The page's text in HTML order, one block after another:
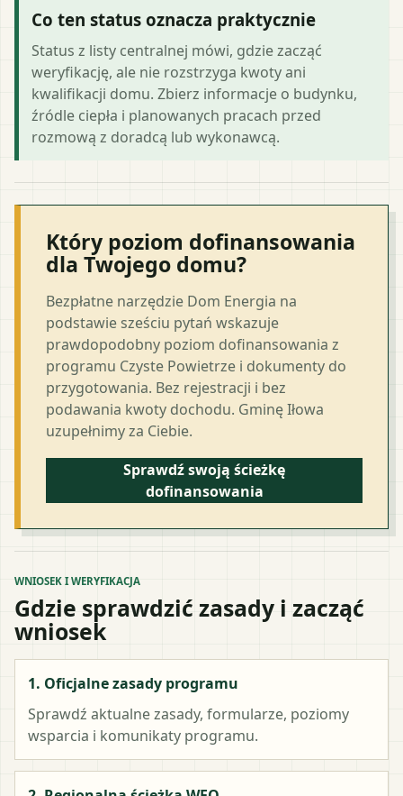
Co ten status oznacza praktycznie
Status z listy centralnej mówi, gdzie zacząć
weryfikację, ale nie rozstrzyga kwoty ani
kwalifikacji domu. Zbierz informacje o budynku,
źródle ciepła i planowanych pracach przed
rozmową z doradcą lub wykonawcą.
Który poziom dofinansowania
dla Twojego domu?
Bezpłatne narzędzie Dom Energia na
podstawie sześciu pytań wskazuje
prawdopodobny poziom dofinansowania z
programu Czyste Powietrze i dokumenty do
przygotowania. Bez rejestracji i bez
podawania kwoty dochodu. Gminę Iłowa
uzupełnimy za Ciebie.
Sprawdź swoją ścieżkę
dofinansowania
WNIOSEK I WERYFIKACJA
Gdzie sprawdzić zasady i zacząć
wniosek
1. Oficjalne zasady programu
Sprawdź aktualne zasady, formularze, poziomy
wsparcia i komunikaty programu.